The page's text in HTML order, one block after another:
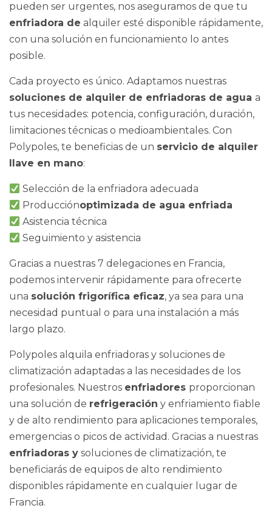
pueden ser urgentes, nos aseguramos de que tu
enfriadora de alquiler esté disponible rápidamente,
con una solución en funcionamiento lo antes
posible.
Cada proyecto es único. Adaptamos nuestras
soluciones de alquiler de enfriadoras de agua a
tus necesidades: potencia, configuración, duración,
limitaciones técnicas o medioambientales. Con
Polypoles, te beneficias de un servicio de alquiler
llave en mano:
Selección de la enfriadora adecuada
Producciónoptimizada de agua enfriada
Asistencia técnica
Seguimiento y asistencia
Gracias a nuestras 7 delegaciones en Francia,
podemos intervenir rápidamente para ofrecerte
una solución frigorífica eficaz, ya sea para una
necesidad puntual o para una instalación a más
largo plazo.
Polypoles alquila enfriadoras y soluciones de
climatización adaptadas a las necesidades de los
profesionales. Nuestros enfriadores proporcionan
una solución de refrigeración y enfriamiento fiable
y de alto rendimiento para aplicaciones temporales,
emergencias o picos de actividad. Gracias a nuestras
enfriadoras y soluciones de climatización, te
beneficiarás de equipos de alto rendimiento
disponibles rápidamente en cualquier lugar de
Francia.